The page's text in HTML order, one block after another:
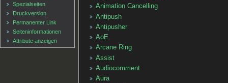
Animation Cancelling
Antipush
Antipusher
AoE
Arcane Ring
Assist
Audiocomment
Aura
Spezialseiten
Druckversion
Permanenter Link
Seiten­informationen
Attribute anzeigen